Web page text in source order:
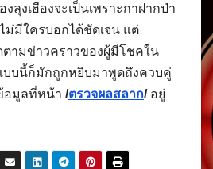
ลุงเฮืองจะเป็นเพราะกาฝากป่า
ม่มีใครบอกได้ชัดเจน แต่
ามข่าวคราวของผู้มีโชคใน
บบนี้ก็มักถูกหยิบมาพูดถึงควบคู่
อมูลที่หน้า /ตรวจผลสลาก/อยู่